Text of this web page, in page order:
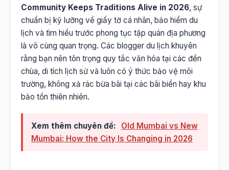
Community Keeps Traditions Alive in 2026, sự
chuẩn bị kỹ lưỡng về giấy tờ cá nhân, bảo hiểm du
lịch và tìm hiểu trước phong tục tập quán địa phương
là vô cùng quan trọng. Các blogger du lịch khuyên
rằng bạn nên tôn trọng quy tắc văn hóa tại các đền
chùa, di tích lịch sử và luôn có ý thức bảo vệ môi
trường, không xả rác bừa bãi tại các bãi biển hay khu
bảo tồn thiên nhiên.
Xem thêm chuyên đề:
Old Mumbai vs New
Mumbai: How the City Is Changing in 2026